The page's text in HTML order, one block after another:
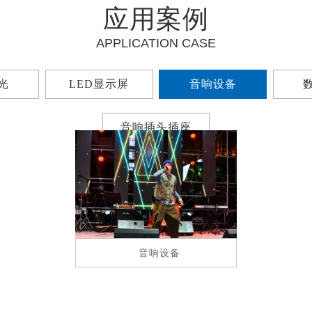
应用案例
APPLICATION CASE
LED显示屏 音响设备
音响插头插座
音响设备